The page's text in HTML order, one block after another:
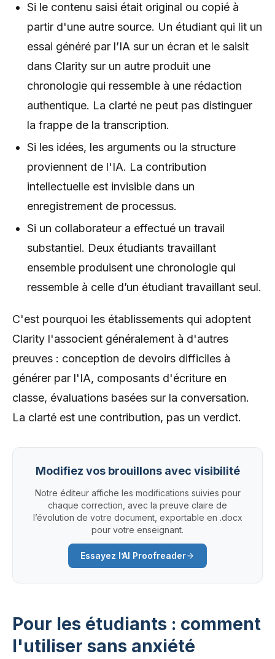
Si le contenu saisi était original ou copié à
partir d'une autre source. Un étudiant qui lit un
essai généré par l’IA sur un écran et le saisit
dans Clarity sur un autre produit une
chronologie qui ressemble à une rédaction
authentique. La clarté ne peut pas distinguer
la frappe de la transcription.
Si les idées, les arguments ou la structure
proviennent de l'IA. La contribution
intellectuelle est invisible dans un
enregistrement de processus.
Si un collaborateur a effectué un travail
substantiel. Deux étudiants travaillant
ensemble produisent une chronologie qui
ressemble à celle d’un étudiant travaillant seul.
C'est pourquoi les établissements qui adoptent
Clarity l'associent généralement à d'autres
preuves : conception de devoirs difficiles à
générer par l'IA, composants d'écriture en
classe, évaluations basées sur la conversation.
La clarté est une contribution, pas un verdict.
Modifiez vos brouillons avec visibilité
Notre éditeur affiche les modifications suivies pour
chaque correction, avec la preuve claire de
l’évolution de votre document, exportable en .docx
pour votre enseignant.
Essayez l’AI Proofreader
Pour les étudiants : comment
l'utiliser sans anxiété